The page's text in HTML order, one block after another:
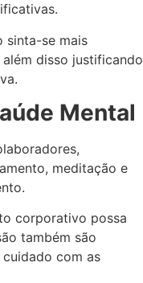
sinta-se mais
disso justificando
Mental
meditação e
corporativo possa
também são
com as